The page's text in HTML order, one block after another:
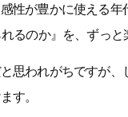
性が豊かに使える
るのか』を、ずっと
思われがちですが
す。